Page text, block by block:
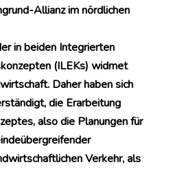
Allianz im nördlichen
in beiden Integrierten
(ILEKs) widmet
Daher haben sich
die Erarbeitung
also die Planungen für
Verkehr, als